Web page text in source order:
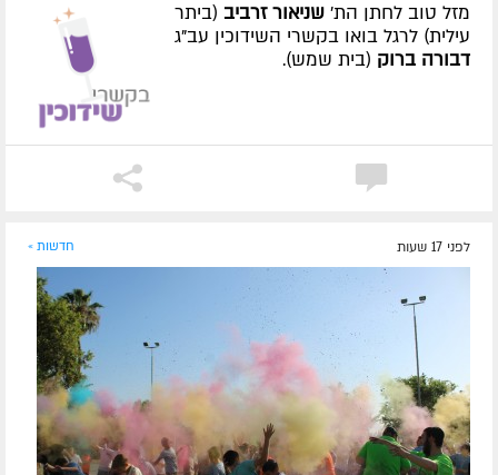
מזל טוב לחתן הת' שניאור זרביב (ביתר
עילית) לרגל בואו בקשרי השידוכין עב"ג
דבורה ברוק (בית שמש).
לפני 17 שעות חדשות »